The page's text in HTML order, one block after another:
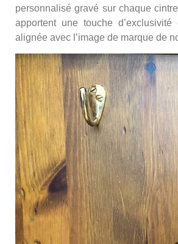
personnalisé gravé sur chaque
apportent une touche d’exclusivité
alignée avec l’image de marque de